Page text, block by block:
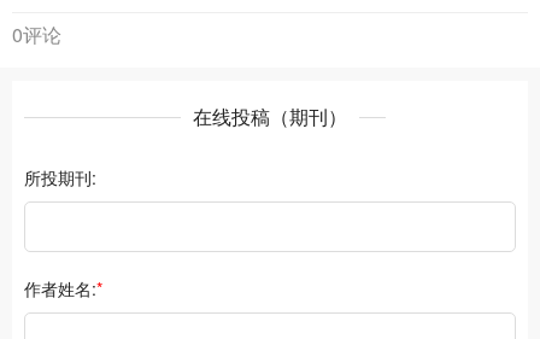
0评论
在线投稿（期刊）
所投期刊:
作者姓名:*